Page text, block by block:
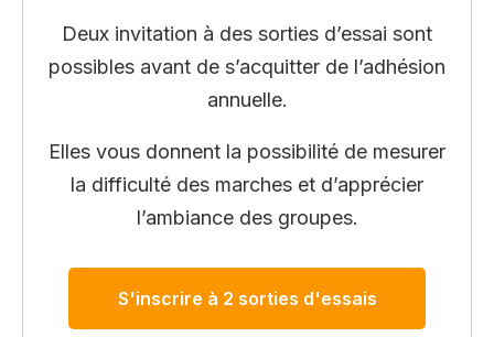
Deux invitation à des sorties d’essai sont
possibles avant de s’acquitter de l’adhésion
annuelle.
Elles vous donnent la possibilité de mesurer
la difficulté des marches et d’apprécier
l’ambiance des groupes.
S'inscrire à 2 sorties d'essais